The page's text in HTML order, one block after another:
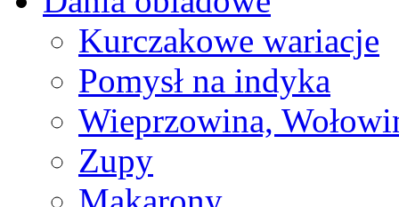
Kurczakowe wariacje
Pomysł na indyka
Wieprzowina,
Zupy